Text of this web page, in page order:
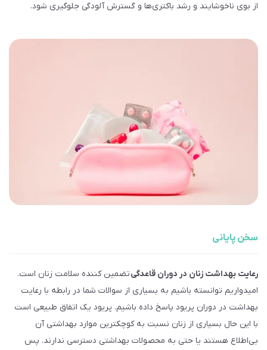
از بوی ناخوشایند و رشد باکتری­‌ها و گسترش آلودگی جلوگیری شود.
سخن پایانی
رعایت بهداشت زنان در دوران قاعدگیتضمین کننده سلامت زنان است.
امیدواریم توانسته باشیم به بسیاری از سوالات شما در رابطه با رعایت
بهداشت در دوران پریود پاسخ داده باشیم. پریود یک اتفاق طبیعی است
با این حال بسیاری از زنان نسبت به کوچکترین موارد بهداشتی آن
بی‌اطلاع هستند یا حتی به محصولات بهداشتی دسترسی ندارند. پس